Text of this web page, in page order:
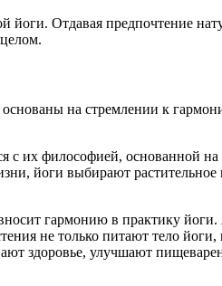
Отдавая предпочтение
на стремлении к
с их философией,
йоги выбирают
гармонию в практику йоги.
не только питают тело
здоровье, улучшают